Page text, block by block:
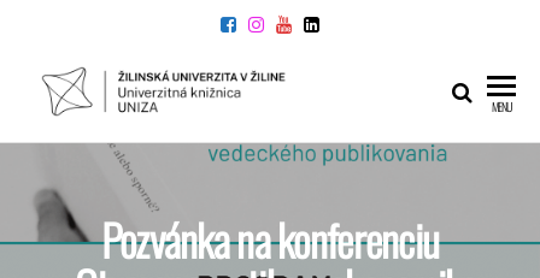
UNIVERZITNÁ
KNIŽNICA
v Žiline
MENU
Pozvánka na konferenciu